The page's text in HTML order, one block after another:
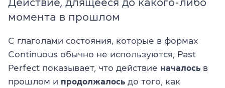
момента в прошлом
С глаголами состояния, которые в формах
Continuous обычно не используются, Past
Perfect показывает, что действие началось в
прошлом и продолжалось до того, как